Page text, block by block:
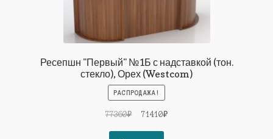
Ресепшн "Первый" №1Б с надставкой (тон.
стекло), Орех (Westcom)
РАСПРОДАЖА!
77360₽
Первоначальная
71410₽Текущая